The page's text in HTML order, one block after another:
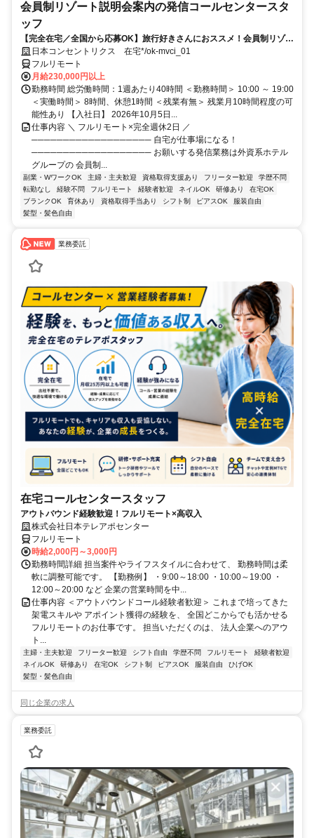
会員制リゾート説明会案内の発信コールセンタースタ
ッフ
【完全在宅／全国から応募OK】旅行好きさんにおススメ！会員制リゾー
トのご案内×テレワーク・リモートワーク◎月収34万円以上も可能！
日本コンセントリクス 在宅*/ok-mvci_01
フルリモート
月給230,000円以上
勤務時間 総労働時間：1週あたり40時間 ＜勤務時間＞ 10:00 ～ 19:00
＜実働時間＞ 8時間、休憩1時間 ＜残業有無＞ 残業月10時間程度の可
能性あり 【入社日】 2026年10月5日...
仕事内容 ＼ フルリモート×完全週休2日 ／
─────────────────── 自宅が仕事場になる！
─────────────────── お願いする発信業務は外資系ホテル
グループの 会員制...
副業・WワークOK 主婦・主夫歓迎 資格取得支援あり フリーター歓迎
学歴不問
転勤なし
経験不問 フルリモート 経験者歓迎 ネイルOK 研修あり
在宅OK
ブランクOK
育休あり 資格取得手当あり シフト制 ピアスOK
服装自由
髪型・髪色自由
業務委託
在宅コールセンタースタッフ
アウトバウンド経験歓迎！フルリモート×高収入
株式会社日本テレアポセンター
フルリモート
時給2,000円～3,000円
勤務時間詳細 担当案件やライフスタイルに合わせて、 勤務時間は柔
軟に調整可能です。 【勤務例】 ・9:00～18:00 ・10:00～19:00 ・
12:00～20:00 など 企業の営業時間を中...
仕事内容 ＜アウトバウンドコール経験者歓迎＞ これまで培ってきた
架電スキルや アポイント獲得の経験を、 全国どこからでも活かせる
フルリモートのお仕事です。 担当いただくのは、 法人企業へのアウ
ト...
主婦・主夫歓迎 フリーター歓迎 シフト自由 学歴不問 フルリモート
経験者歓迎
ネイルOK
研修あり 在宅OK シフト制 ピアスOK 服装自由
ひげOK
髪型・髪色自由
同じ企業の求人
業務委託